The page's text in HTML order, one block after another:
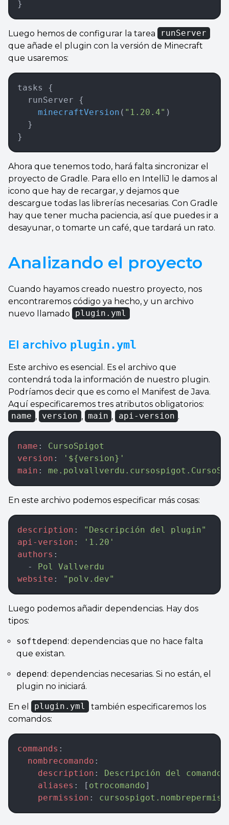
}
Luego hemos de configurar la tarea
runServer
que añade el plugin con la versión de Minecraft
que usaremos:
tasks {
  runServer {
    minecraftVersion
( "1.20.4" )
  }
}
Ahora que tenemos todo, hará falta sincronizar el
proyecto de Gradle. Para ello en IntelliJ le damos al
icono que hay de recargar, y dejamos que
descargue todas las librerías necesarias. Con Gradle
hay que tener mucha paciencia, así que puedes ir a
desayunar, o tomarte un café, que tardará un rato.
Analizando el proyecto
Cuando hayamos creado nuestro proyecto, nos
encontraremos código ya hecho, y un archivo
nuevo llamado
plugin.yml
El archivo plugin.yml
Este archivo es esencial. Es el archivo que
contendrá toda la información de nuestro plugin.
Podríamos decir que es como el Manifest de Java.
Aquí especificaremos tres atributos obligatorios:
name , version , main , api-version .
name : CursoSpigot
version :
'${version}'
main :
En este archivo podemos especificar más cosas:
description :
"Descripción del plugin"
api-version :
'1.20'
authors :
  -
Pol Vallverdu
website : "polv.dev"
Luego podemos añadir dependencias. Hay dos
tipos:
softdepend: dependencias que no hace falta
que existan.
depend: dependencias necesarias. Si no están, el
plugin no iniciará.
En el plugin.yml
también especificaremos los
comandos:
commands :
  nombrecomando
:
    description
: Descripción del comando
    aliases
: [ otrocomando]
    permission
: cursospigot.nombrepermiso